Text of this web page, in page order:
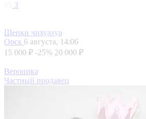
3
Щенки чихуахуа
Орск 6 августа, 14:06
15 000 ₽ -25% 20 000 ₽
Вероника
Частный продавец